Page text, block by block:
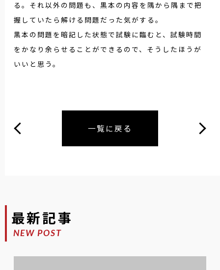
る。それ以外の問題も、黒本の内容を隅から隅まで把
握していたら解ける問題だった気がする。
黒本の問題を暗記した状態で試験に臨むと、試験時間
をかなり余らせることができるので、そうしたほうが
いいと思う。
一覧に戻る
最新記事
NEW POST